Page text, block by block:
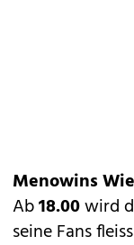
Menowins
Ab18.00wird
seine Fans